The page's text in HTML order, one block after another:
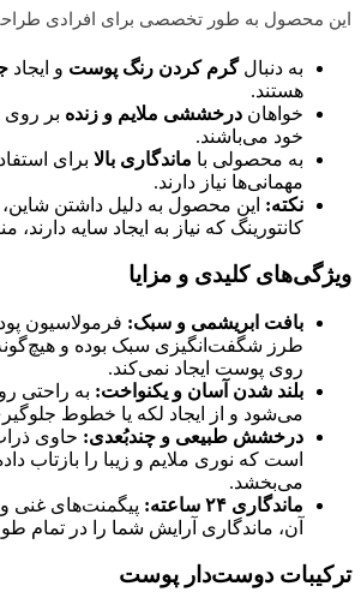
این محصول به طور تخصصی برای افرادی
به دنبالگرم کردن رنگ پوست و ایجاد
هستند.
خواهان درخششی ملایم و زنده بر
خود می‌باشند.
به محصولی با ماندگاری بالا برای
مهمانی‌ها نیاز دارند.
نکته: این محصول به دلیل داشتن
کانتورینگ که نیاز به ایجاد سایه
ویژگی‌های کلیدی و مزایا
بافت ابریشمی و سبک: فرمولاسیون
طرز شگفت‌انگیزی سبک بوده و
روی پوست ایجاد نمی‌کند.
بلند شدن آسان و یکنواخت: به راحتی
می‌شود و از ایجاد لکه یا خطوط
درخشش طبیعی و چندبُعدی: حاوی
است که نوری ملایم و زیبا را بازتاب
می‌بخشد.
ماندگاری ۲۴ ساعته:
پیگمنت‌های غنی و
آن، ماندگاری آرایش شما را در تمام
ترکیبات دوست‌دار پوست